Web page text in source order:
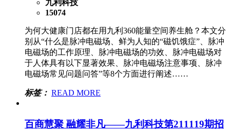
九利科技
15074
为何大健康门店都在用九利360能量空间养生舱？本文分
别从“什么是脉冲电磁场、鲜为人知的“磁饥饿症”、脉冲
电磁场的工作原理、脉冲电磁场的功效、脉冲电磁场对
于人体具有以下显著效果、脉冲电磁场注意事项、脉冲
电磁场常见问题问答”等8个方面进行阐述……
标签： READ MORE
百商慧聚 融耀非凡——九利科技第211119期招